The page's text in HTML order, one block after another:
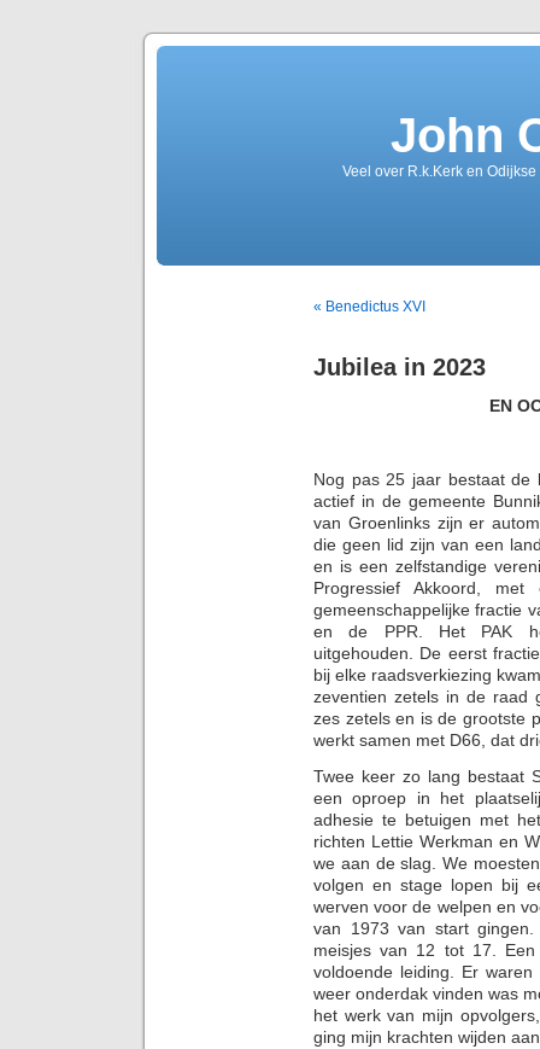
John
Veel over R.k.Kerk en
« Benedictus XVI
Jubilea in 2023
EN
Nog pas 25 jaar bestaat de
actief in de gemeente
van Groenlinks zijn er
die geen lid zijn van een
en is een zelfstandige
Progressief Akkoord,
gemeenschappelijke fractie
en de PPR. Het PAK
uitgehouden. De eerst
bij elke raadsverkiezing
zeventien zetels in de raad
zes zetels en is de grootste
werkt samen met D66, dat
Twee keer zo lang bestaat
een oproep in het
adhesie te betuigen met
richten Lettie Werkman en
we aan de slag. We
volgen en stage lopen bij
werven voor de welpen en
van 1973 van start
meisjes van 12 tot 17.
voldoende leiding. Er
weer onderdak vinden was
het werk van mijn
ging mijn krachten wijden